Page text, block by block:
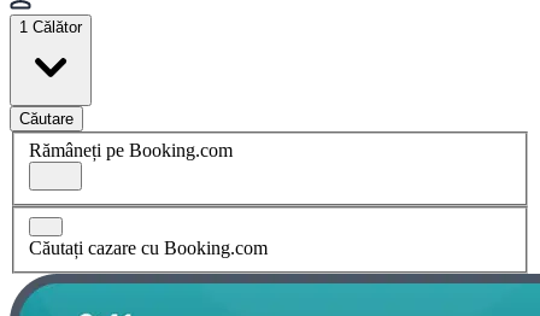
1 Călător
Căutare
Rămâneți pe Booking.com
Căutați cazare cu Booking.com